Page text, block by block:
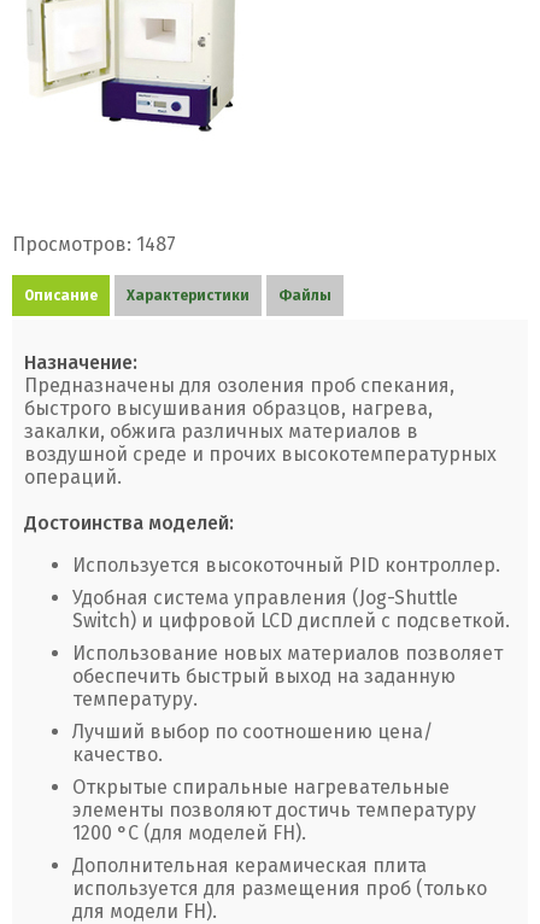
Просмотров: 1487
Описание Характеристики Файлы
Назначение:
Предназначены для озоления проб спекания,
быстрого высушивания образцов, нагрева,
закалки, обжига различных материалов в
воздушной среде и прочих высокотемпературных
операций.
Достоинства моделей:
Используется высокоточный PID контроллер.
Удобная система управления (Jog-Shuttle
Switch) и цифровой LCD дисплей с подсветкой.
Использование новых материалов позволяет
обеспечить быстрый выход на заданную
температуру.
Лучший выбор по соотношению цена/
качество.
Открытые спиральные нагревательные
элементы позволяют достичь температуру
1200 °С (для моделей FH).
Дополнительная керамическая плита
используется для размещения проб (только
для модели FH).